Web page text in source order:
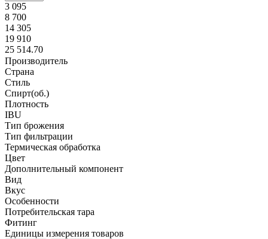
3 095
8 700
14 305
19 910
25 514.70
Производитель
Страна
Стиль
Спирт(об.)
Плотность
IBU
Тип брожения
Тип фильтрации
Термическая обработка
Цвет
Дополнительный компонент
Вид
Вкус
Особенности
Потребительская тара
Фитинг
Единицы измерения товаров